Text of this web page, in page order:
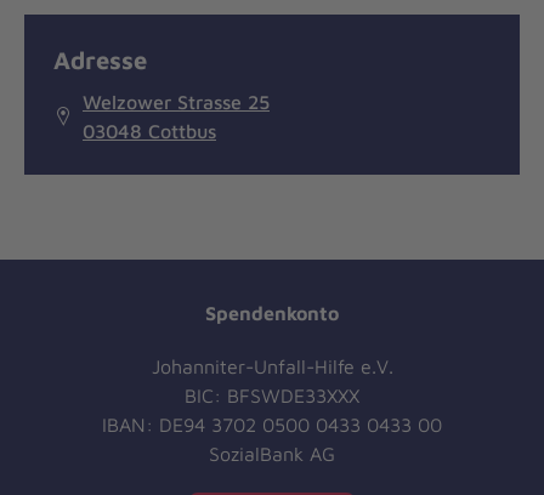
Adresse
Welzower Strasse 25
03048 Cottbus
Spendenkonto
Johanniter-Unfall-Hilfe e.V.
BIC: BFSWDE33XXX
IBAN: DE94 3702 0500 0433 0433 00
SozialBank AG